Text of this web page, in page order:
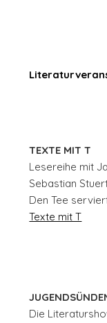
TEXTE MIT T
Lesereihe mit
Sebastian
Den Tee
Texte mit T
Die